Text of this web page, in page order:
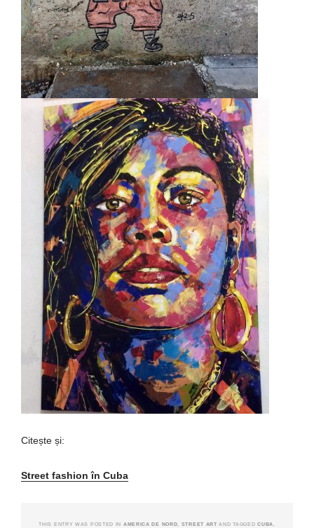
Citește și:
Street fashion în Cuba
THIS ENTRY WAS POSTED IN AMERICA DE NORD STREET ART AND TAGGEDCUBA